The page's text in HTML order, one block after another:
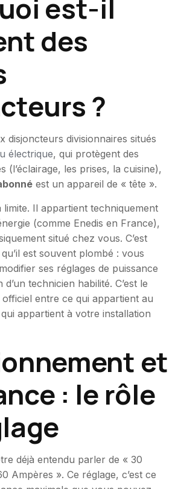
est-il
des
?
disjoncteurs divisionnaires situés
électrique, qui protègent des
(l’éclairage, les prises, la cuisine),
est un appareil de « tête ».
limite. Il appartient techniquement
(comme Enedis en France),
situé chez vous. C’est
est souvent plombé : vous
ses réglages de puissance
technicien habilité. C’est le
entre ce qui appartient au
appartient à votre installation
et
: le rôle
déjà entendu parler de « 30
Ampères ». Ce réglage, c’est ce